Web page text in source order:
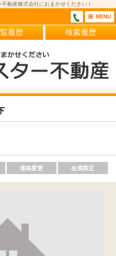
動産株式会社におまかせください！
MENU
履歴 検索履歴
価格変更 会員限定